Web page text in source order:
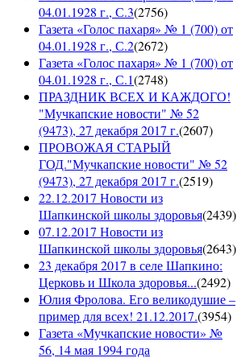
04.01.1928 г., С.3(2756)
Газета «Голос пахаря» № 1 (700) от
04.01.1928 г., С.2(2672)
Газета «Голос пахаря» № 1 (700) от
04.01.1928 г., С.1(2748)
ПРАЗДНИК ВСЕХ И КАЖДОГО!
"Мучкапские новости" № 52
(9473), 27 декабря 2017 г.(2607)
ПРОВОЖАЯ СТАРЫЙ
ГОД."Мучкапские новости" № 52
(9473), 27 декабря 2017 г.(2519)
22.12.2017 Новости из
Шапкинской школы здоровья(2439)
07.12.2017 Новости из
Шапкинской школы здоровья(2643)
23 декабря 2017 в селе Шапкино:
Церковь и Школа здоровья...(2492)
Юлия Фролова. Его великодушие –
пример для всех! 21.12.2017.(3954)
Газета «Мучкапские новости» №
56, 14 мая 1994 года